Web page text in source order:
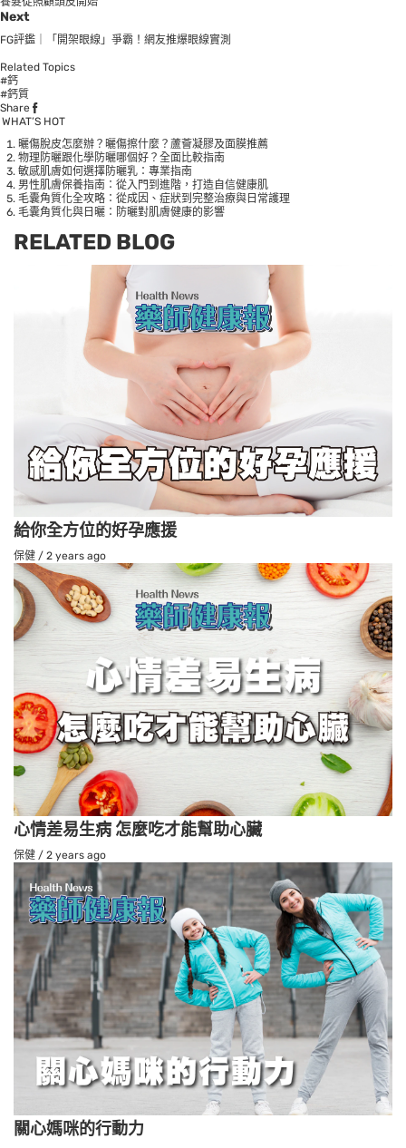
Next
FG評鑑｜「開架眼線」爭霸！網友推爆眼線實測
Related Topics
#鈣
#鈣質
Share
WHAT’S HOT
曬傷脫皮怎麼辦？曬傷擦什麼？蘆薈凝膠及面膜推薦
物理防曬跟化學防曬哪個好？全面比較指南
敏感肌膚如何選擇防曬乳：專業指南
男性肌膚保養指南：從入門到進階，打造自信健康肌
毛囊角質化全攻略：從成因、症狀到完整治療與日常護理
毛囊角質化與日曬：防曬對肌膚健康的影響
RELATED BLOG
給你全方位的好孕應援
保健 / 2 years ago
心情差易生病 怎麼吃才能幫助心臟
保健 / 2 years ago
關心媽咪的行動力